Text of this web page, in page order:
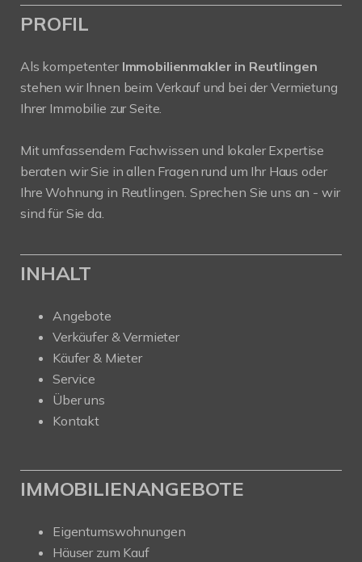
PROFIL
Als kompetenter Immobilienmakler in Reutlingen
stehen wir Ihnen beim Verkauf und bei der Vermietung
Ihrer Immobilie zur Seite.
Mit umfassendem Fachwissen und lokaler Expertise
beraten wir Sie in allen Fragen rund um Ihr Haus oder
Ihre Wohnung in Reutlingen. Sprechen Sie uns an - wir
sind für Sie da.
INHALT
Angebote
Verkäufer & Vermieter
Käufer & Mieter
Service
Über uns
Kontakt
IMMOBILIENANGEBOTE
Eigentumswohnungen
Häuser zum Kauf